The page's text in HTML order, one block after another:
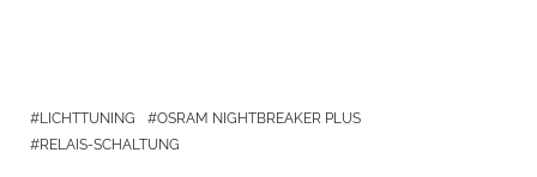
LICHTTUNING
OSRAM NIGHTBREAKER PLUS
RELAIS-SCHALTUNG